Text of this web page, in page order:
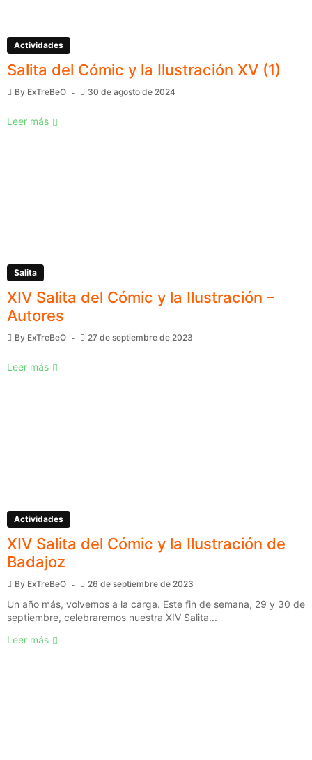
Actividades
Salita del Cómic y la Ilustración XV (1)
By ExTreBeO 30 de agosto de 2024
Leer más
Salita
XIV Salita del Cómic y la Ilustración –
Autores
By ExTreBeO 27 de septiembre de 2023
Leer más
Actividades
XIV Salita del Cómic y la Ilustración de
Badajoz
By ExTreBeO 26 de septiembre de 2023
Un año más, volvemos a la carga. Este fin de semana, 29 y 30 de
septiembre, celebraremos nuestra XIV Salita...
Leer más